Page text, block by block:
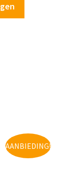
AANBIEDING!